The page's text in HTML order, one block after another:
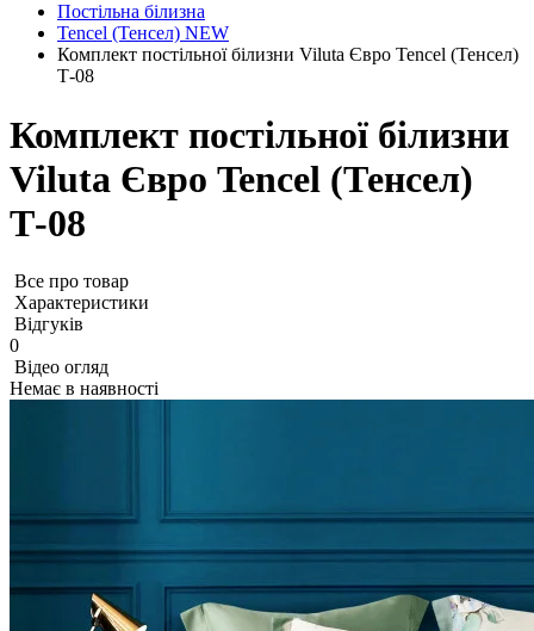
Постільна білизна
Tencel (Тенсел) NEW
Комплект постільної білизни Viluta Євро Tencel (Тенсел)
Т-08
Комплект постільної білизни
Viluta Євро Tencel (Тенсел)
Т-08
Все про товар
Характеристики
Відгуків
0
Відео огляд
Немає в наявності